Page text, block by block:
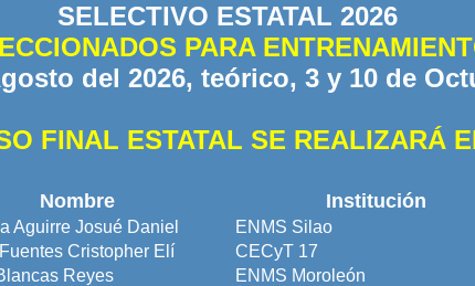
SELECTIVO ESTATAL 2026
PARA
del 2026, teórico, 3 y 10 de
FINAL ESTATAL SE REALIZARÁ
Nombre Institución
Aguirre Josué Daniel
ENMS Silao
Cristopher Elí
CECyT 17
Reyes
ENMS Moroleón